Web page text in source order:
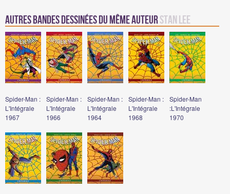
Autres Bandes Dessinées du même auteurStan Lee
Spider-Man :
L'Intégrale
1967
Spider-Man :
L'Intégrale
1966
Spider-Man :
L'Intégrale
1964
Spider-Man :
L'Intégrale
1968
Spider-Man
:L'Intégrale
1970